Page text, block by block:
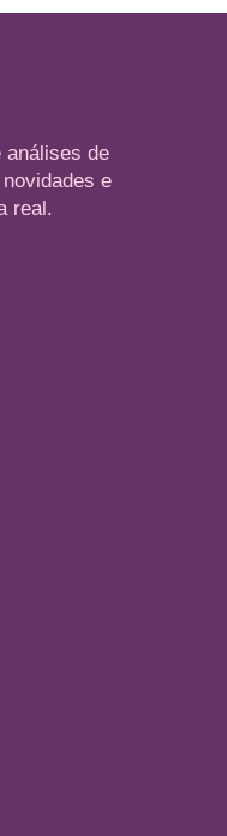
análises de
e
real.